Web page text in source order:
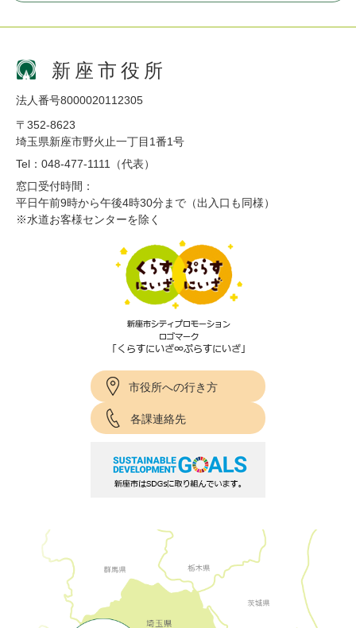
新座市役所
法人番号8000020112305
〒352-8623
埼玉県新座市野火止一丁目1番1号
Tel：048-477-1111（代表）
窓口受付時間：
平日午前9時から午後4時30分まで（出入口も同様）
※水道お客様センターを除く
市役所への行き方
各課連絡先